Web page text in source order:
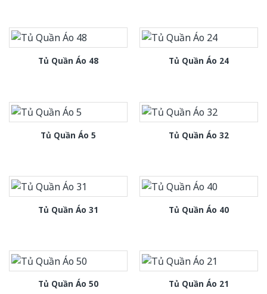
Tủ Quần Áo 48 Tủ Quần Áo 24
Tủ Quần Áo 5 Tủ Quần Áo 32
Tủ Quần Áo 31 Tủ Quần Áo 40
Tủ Quần Áo 50 Tủ Quần Áo 21